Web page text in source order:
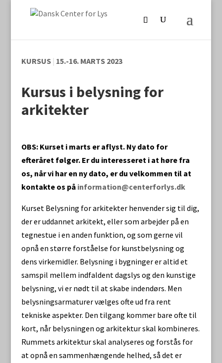
KURSUS | 15.-16. MARTS 2023
Kursus i belysning for
arkitekter
OBS: Kurset i marts er aflyst. Ny dato for
efteråret følger. Er du interesseret i at høre fra
os, når vi har en ny dato, er du velkommen til at
kontakte os på information@centerforlys.dk
Kurset Belysning for arkitekter henvender sig til dig,
der er uddannet arkitekt, eller som arbejder på en
tegnestue i en anden funktion, og som gerne vil
opnå en større forståelse for kunstbelysning og
dens virkemidler. Belysning i bygninger er altid et
samspil mellem indfaldent dagslys og den kunstige
belysning, vi er nødt til at skabe indendørs. Men
belysningsarmaturer vælges ofte ud fra rent
tekniske aspekter. Den tilgang kommer bare ofte til
kort, når belysningen og arkitektur skal kombineres.
Rummets arkitektur skal analyseres og forstås for
at opnå en sammenhængende helhed, så det er